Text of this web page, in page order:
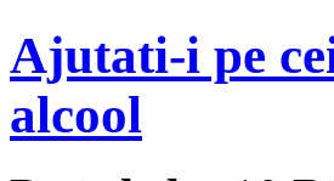
Ajutati-i pe
alcool